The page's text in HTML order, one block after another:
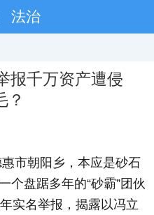
法治
报千万资产遭侵
？
市朝阳乡，本应是砂石
个盘踞多年的“砂霸”团伙
实名举报，揭露以冯立